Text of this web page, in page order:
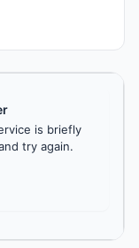
is briefly
try again.